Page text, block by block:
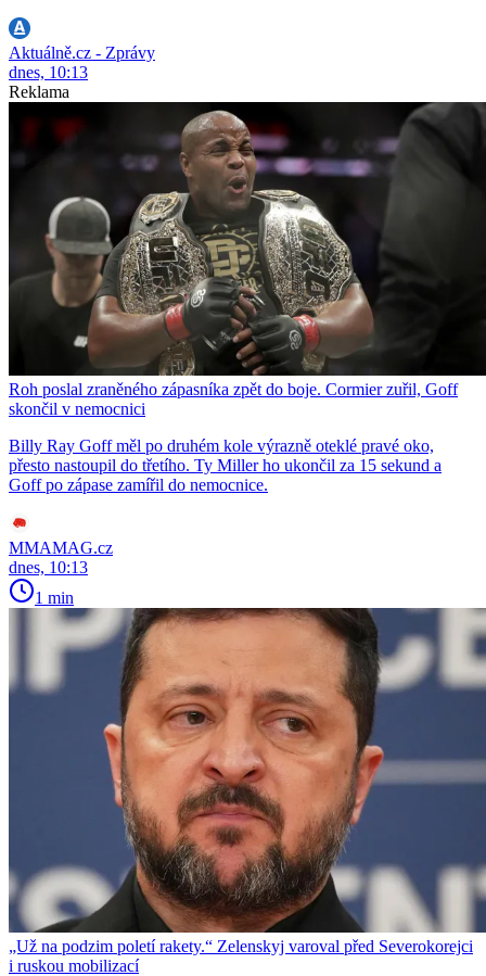
Aktuálně.cz - Zprávy
dnes, 10:13
Reklama
Roh poslal zraněného zápasníka zpět do boje. Cormier zuřil, Goff
skončil v nemocnici
Billy Ray Goff měl po druhém kole výrazně oteklé pravé oko,
přesto nastoupil do třetího. Ty Miller ho ukončil za 15 sekund a
Goff po zápase zamířil do nemocnice.
MMAMAG.cz
dnes, 10:13
1 min
„Už na podzim poletí rakety.“ Zelenskyj varoval před Severokorejci
i ruskou mobilizací